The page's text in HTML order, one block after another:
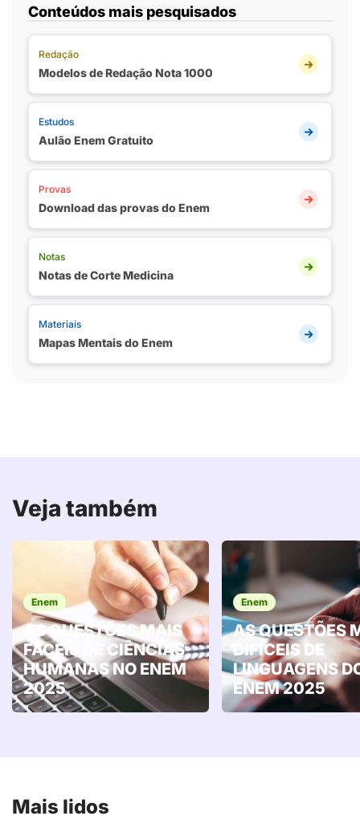
Conteúdos mais pesquisados
Redação
Modelos de Redação Nota 1000
Estudos
Aulão Enem Gratuito
Provas
Download das provas do Enem
Notas
Notas de Corte Medicina
Materiais
Mapas Mentais do Enem
Veja também
Enem
AS QUESTÕES MAIS
FÁCEIS DE CIÊNCIAS
HUMANAS NO ENEM
2025
Enem
AS QUESTÕES
DIFÍCEIS DE
LINGUAGENS
ENEM 2025
Mais lidos